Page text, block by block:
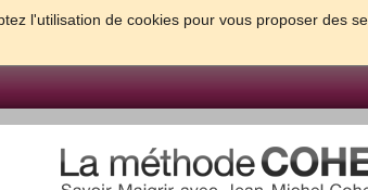
l'utilisation de cookies pour vous proposer des
FORME & SANTE PSYCHO & TESTS